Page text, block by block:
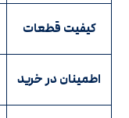
کیفیت قطعات
اطمینان در خرید